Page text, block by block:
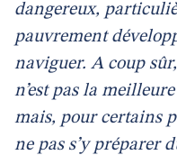
dangereux,
pauvrement
naviguer. A coup
n’est pas la
mais, pour certains
ne pas s’y préparer